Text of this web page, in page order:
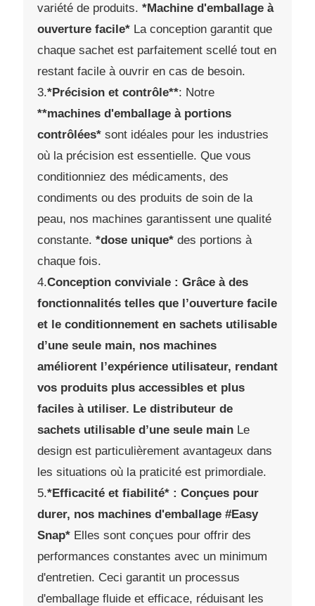
variété de produits. *Machine d'emballage à
ouverture facile*La conception garantit que
chaque sachet est parfaitement scellé tout en
restant facile à ouvrir en cas de besoin.
3.*Précision et contrôle**: Notre
**machines d'emballage à portions
contrôlées*sont idéales pour les industries
où la précision est essentielle. Que vous
conditionniez des médicaments, des
condiments ou des produits de soin de la
peau, nos machines garantissent une qualité
constante. *dose unique*des portions à
chaque fois.
4.Conception conviviale : Grâce à des
fonctionnalités telles que l’ouverture facile
et le conditionnement en sachets utilisable
d’une seule main, nos machines
améliorent l’expérience utilisateur, rendant
vos produits plus accessibles et plus
faciles à utiliser. Le distributeur de
sachets utilisable d’une seule mainLe
design est particulièrement avantageux dans
les situations où la praticité est primordiale.
5.*Efficacité et fiabilité* : Conçues pour
durer, nos machines d'emballage #Easy
Snap*Elles sont conçues pour offrir des
performances constantes avec un minimum
d'entretien. Ceci garantit un processus
d'emballage fluide et efficace, réduisant les